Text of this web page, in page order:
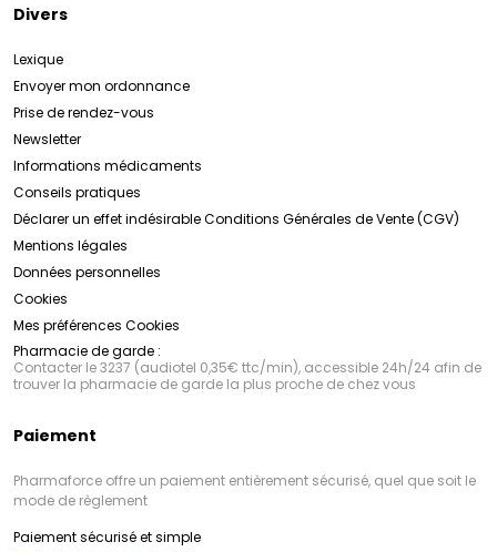
Divers
Lexique
Envoyer mon ordonnance
Prise de rendez-vous
Newsletter
Informations médicaments
Conseils pratiques
Déclarer un effet indésirableConditions Générales de Vente (CGV)
Mentions légales
Données personnelles
Cookies
Mes préférences Cookies
Pharmacie de garde :
Contacter le 3237 (audiotel 0,35€ ttc/min), accessible 24h/24 afin de
trouver la pharmacie de garde la plus proche de chez vous
Paiement
Pharmaforce offre un paiement entièrement sécurisé, quel que soit le
mode de règlement
Paiement sécurisé et simple